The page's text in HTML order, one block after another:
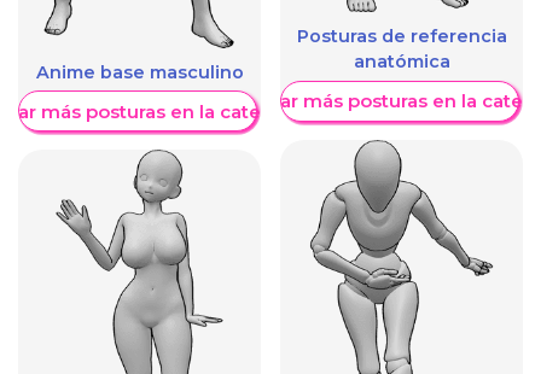
Anime base masculino
más posturas en la categoría
Posturas de referencia
anatómica
Mostrar más posturas en la